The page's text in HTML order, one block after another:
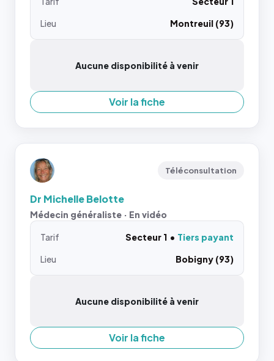
Lieu
Montreuil (93)
Aucune disponibilité à venir
Voir la fiche
Téléconsultation
Dr Michelle Belotte
Médecin généraliste · En vidéo
Tarif Secteur 1
Tiers payant
Lieu
Bobigny (93)
Aucune disponibilité à venir
Voir la fiche